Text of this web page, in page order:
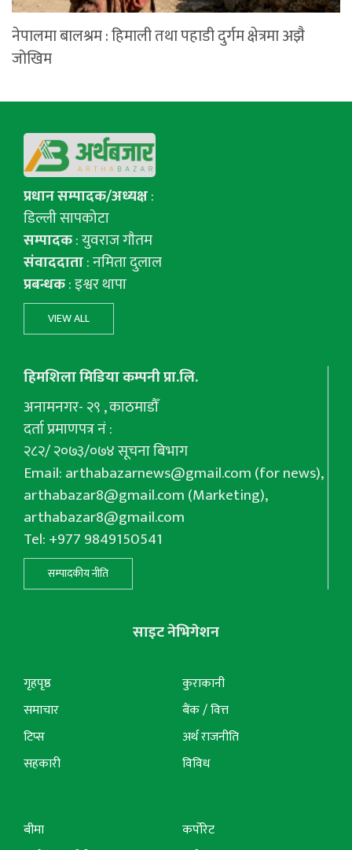
नेपालमा बालश्रम : हिमाली तथा पहाडी दुर्गम क्षेत्रमा अझै
जोखिम
प्रधान सम्पादक/अध्यक्ष:
डिल्ली सापकोटा
सम्पादक: युवराज गाैतम
संवाददाता: नमिता दुलाल
प्रबन्धक: इश्वर थापा
VIEW ALL
हिमशिला मिडिया कम्पनी प्रा.लि.
अनामनगर- २९ , काठमाडौँ
दर्ता प्रमाणपत्र नं :
२८२/ २०७३/०७४ सूचना बिभाग
Email:arthabazarnews@gmail.com(for news),
arthabazar8@gmail.com(Marketing),
arthabazar8@gmail.com
Tel: +977 9849150541
सम्पादकीय नीति
साइट नेभिगेशन
गृहपृष्ठ
समाचार
टिप्स
सहकारी
कुराकानी
बैंक / वित्त
अर्थ राजनीति
विविध
बीमा
कर्पोरेट